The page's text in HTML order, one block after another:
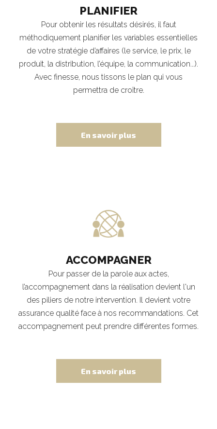
PLANIFIER
Pour obtenir les résultats désirés, il faut
méthodiquement planifier les variables essentielles
de votre stratégie d’affaires (le service, le prix, le
produit, la distribution, l’équipe, la communication...).
Avec finesse, nous tissons le plan qui vous
permettra de croître.
En savoir plus
ACCOMPAGNER
Pour passer de la parole aux actes,
l’accompagnement dans la réalisation devient l'un
des piliers de notre intervention. Il devient votre
assurance qualité face à nos recommandations. Cet
accompagnement peut prendre différentes formes.
En savoir plus